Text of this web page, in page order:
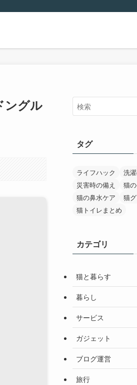
ングル
タグ
ライフハック
洗
災害時の備え
猫
猫の鼻水ケア
猫
猫トイレまとめ
カテゴリ
猫と暮らす
暮らし
サービス
ガジェット
ブログ運営
旅行